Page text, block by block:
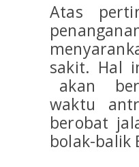
Atas
sakit. Hal
akan
waktu
berobat
bolak-balik